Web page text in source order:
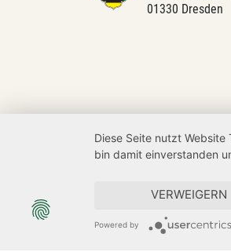
01330 Dresden
Diese Seite nutzt
bin damit einverstanden
VERWEIGERN
Powered by